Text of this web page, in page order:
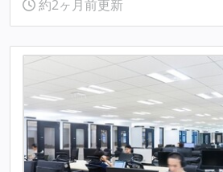
約2ヶ月前更新